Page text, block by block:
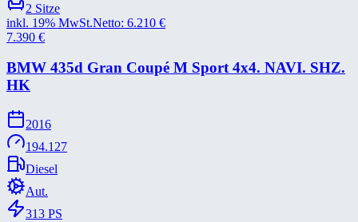
2 Sitze
inkl. 19% MwSt.Netto: 6.210 €
7.390 €
BMW 435d Gran Coupé M Sport 4x4. NAVI. SHZ.
HK
2016
194.127
Diesel
Aut.
313 PS